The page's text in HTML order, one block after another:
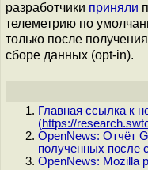
разработчики приняли
телеметрию по
только после
сборе данных (opt-in).
Главная ссылка к
(https://
OpenNews: Отчёт
полученных после
OpenNews: Mozilla